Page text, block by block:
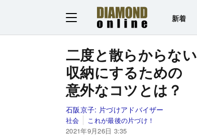
新着
二度と散らからない
収納にするための
意外なコツとは？
石阪京子: 片づけアドバイザー
社会
これが最後の片づけ！
2021年9月26日 3:35